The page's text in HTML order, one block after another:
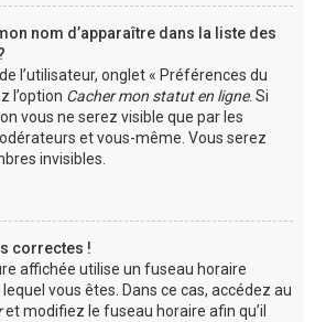
nom d’apparaître dans la liste des
l’utilisateur, onglet « Préférences du
l’option Cacher mon statut en ligne. Si
vous ne serez visible que par les
et vous-même. Vous serez
invisibles.
correctes !
affichée utilise un fuseau horaire
vous êtes. Dans ce cas, accédez au
et modifiez le fuseau horaire afin qu’il